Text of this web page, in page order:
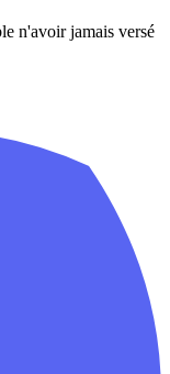
n'avoir jamais versé